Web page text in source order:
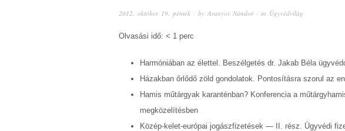
2012. október 19. péntek · by Aranyos Nándor· in Ügyvédvilág
Olvasási idő: < 1 perc
Harmóniában az élettel. Beszélgetés dr. Jakab Béla
Házakban őrlődő zöld gondolatok. Pontosításra szorul az
Hamis műtárgyak karanténban? Konferencia a
megközelítésben
Közép-kelet-európai jogászfizetések — II. rész. Ügyvédi